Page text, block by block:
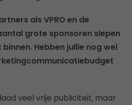
als VPRO en de
grote sponsoren slepen
Hebben jullie nog wel
veel vrije publiciteit, maar